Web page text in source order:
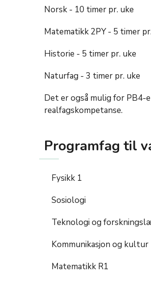
Norsk - 10 timer pr. uke
Matematikk 2PY - 5 timer
Historie - 5 timer pr. uke
Naturfag - 3 timer pr. uke
Det er også mulig for PB4-
realfagskompetanse.
Programfag til
Fysikk 1
Sosiologi
Teknologi og
Kommunikasjon og kultur
Matematikk R1